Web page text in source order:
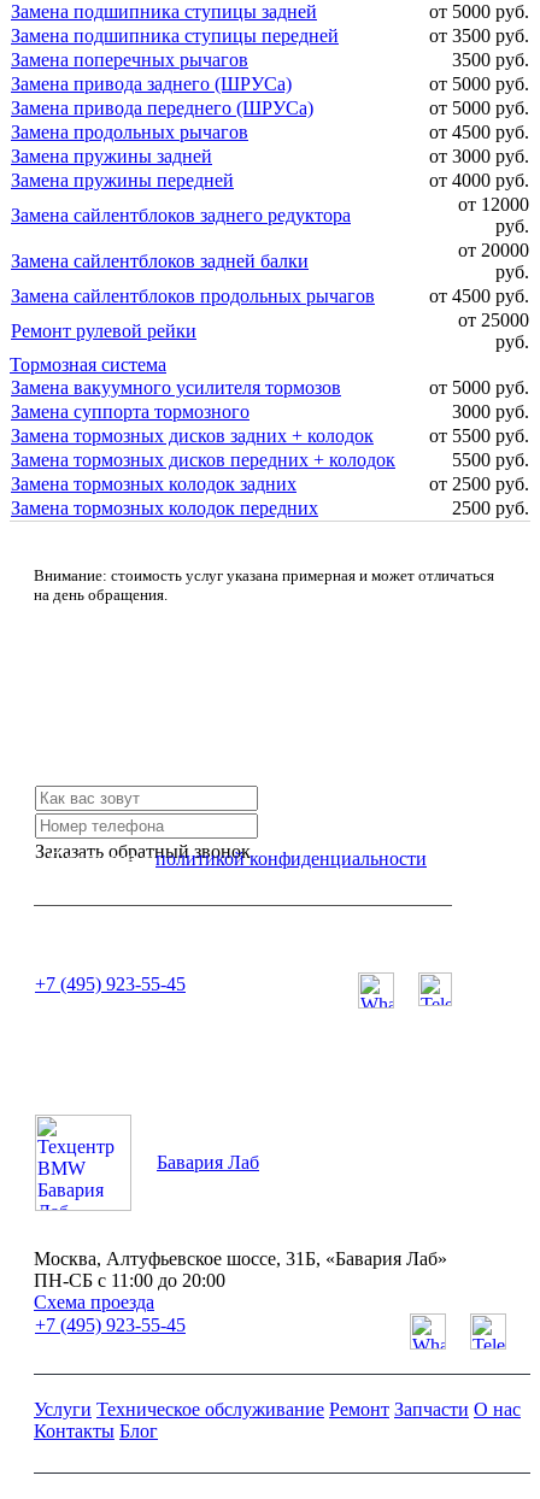
Замена подшипника ступицы задней
от 5000 руб.
Замена подшипника ступицы передней
от 3500 руб.
Замена поперечных рычагов
3500 руб.
Замена привода заднего (ШРУСа)
от 5000 руб.
Замена привода переднего (ШРУСа)
от 5000 руб.
Замена продольных рычагов
от 4500 руб.
Замена пружины задней
от 3000 руб.
Замена пружины передней
от 4000 руб.
Замена сайлентблоков заднего редуктора
от 12000
руб.
Замена сайлентблоков задней балки
от 20000
руб.
Замена сайлентблоков продольных рычагов
от 4500 руб.
Ремонт рулевой рейки
от 25000
руб.
Тормозная система
Замена вакуумного усилителя тормозов
от 5000 руб.
Замена суппорта тормозного
3000 руб.
Замена тормозных дисков задних + колодок
от 5500 руб.
Замена тормозных дисков передних + колодок
5500 руб.
Замена тормозных колодок задних
от 2500 руб.
Замена тормозных колодок передних
2500 руб.
Внимание: стоимость услуг указана примерная и может отличаться
на день обращения.
Заказать обратный звонок
Я согласен сполитикой конфиденциальности
+7 (495) 923-55-45
Бавария Лаб
Москва, Алтуфьевское шоссе, 31Б, «Бавария Лаб»
ПН-СБ с 11:00 до 20:00
Схема проезда
+7 (495) 923-55-45
Услуги Техническое обслуживание Ремонт Запчасти О нас
Контакты Блог